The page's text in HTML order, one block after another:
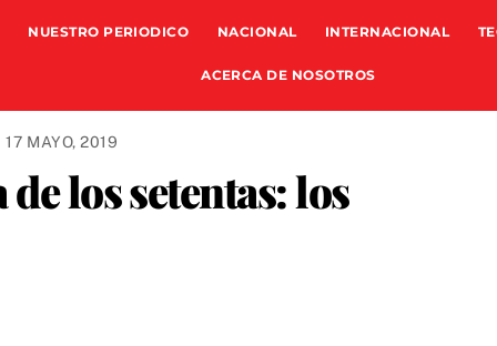
NUESTRO PERIODICO NACIONAL INTERNACIONAL
ACERCA DE NOSOTROS
17 MAYO, 2019
los setentas: los